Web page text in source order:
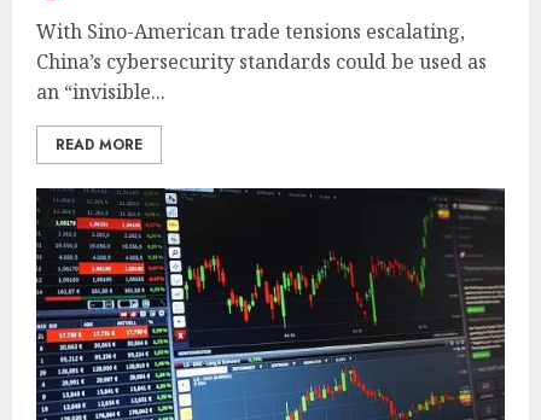
With Sino-American trade tensions escalating,
China’s cybersecurity standards could be used as
an “invisible...
READ MORE